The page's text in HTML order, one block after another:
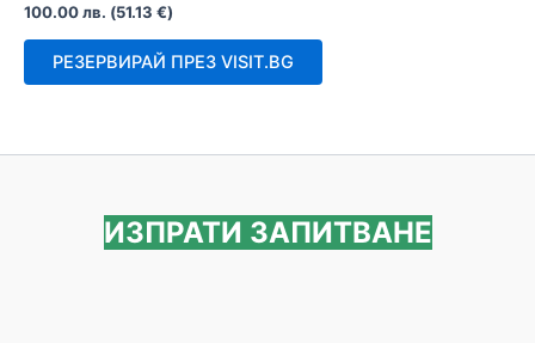
Оценено
с
0
100.00лв. (51.13 €)
РЕЗЕРВИРАЙ ПРЕЗ VISIT.BG
ИЗПРАТИ ЗАПИТВАНЕ